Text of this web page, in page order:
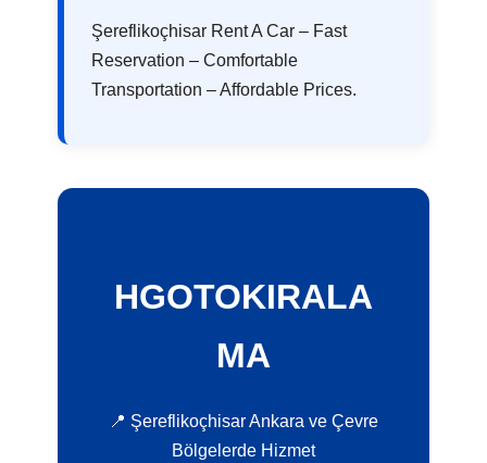
Şereflikoçhisar Rent A Car – Fast
Reservation – Comfortable
Transportation – Affordable Prices.
HGOTOKIRALA
MA
📍 Şereflikoçhisar Ankara ve Çevre
Bölgelerde Hizmet